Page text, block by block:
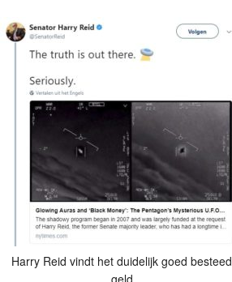
Harry Reid vindt het duidelijk goed besteed
geld